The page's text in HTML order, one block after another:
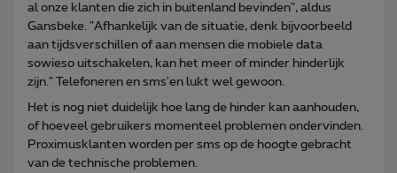
al onze klanten die zich in buitenland bevinden", aldus
Gansbeke. "Afhankelijk van de situatie, denk bijvoorbeeld
aan tijdsverschillen of aan mensen die mobiele data
sowieso uitschakelen, kan het meer of minder hinderlijk
zijn." Telefoneren en sms'en lukt wel gewoon.
Het is nog niet duidelijk hoe lang de hinder kan aanhouden,
of hoeveel gebruikers momenteel problemen ondervinden.
Proximusklanten worden per sms op de hoogte gebracht
van de technische problemen.